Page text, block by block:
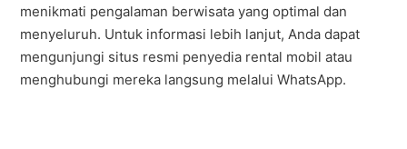
menikmati pengalaman berwisata yang optimal dan
menyeluruh. Untuk informasi lebih lanjut, Anda dapat
mengunjungi situs resmi penyedia rental mobil atau
menghubungi mereka langsung melalui WhatsApp.